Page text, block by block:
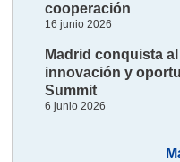
cooperación
16 junio 2026
Madrid conquista
innovación y
Summit
6 junio 2026